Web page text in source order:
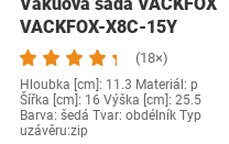
VACKFOX-X8C-15Y
(18×)
Hloubka [cm]: 11.3 Materiál: p
Šířka [cm]: 16 Výška [cm]: 25.5
Barva: šedá Tvar: obdélník Typ
uzávěru:zip